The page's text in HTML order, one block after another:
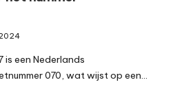
is een Nederlands
070, wat wijst op een…